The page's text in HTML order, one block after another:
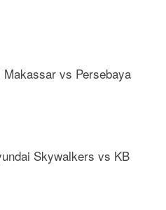
Makassar vs Persebaya
Skywalkers vs KB